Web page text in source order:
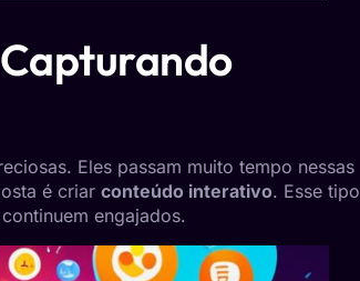
Capturando
Eles passam muito tempo nessas
é criar conteúdo interativo. Esse tipo
engajados.